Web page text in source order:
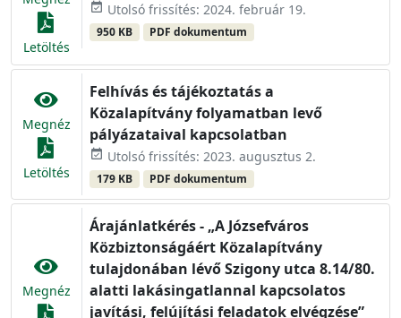
Letöltés
event_available Utolsó frissítés: 2024. február 19.
950 KB PDF dokumentum
Megnéz
Letöltés
Felhívás és tájékoztatás a
Közalapítvány folyamatban levő
pályázataival kapcsolatban
event_available Utolsó frissítés: 2023. augusztus 2.
179 KB PDF dokumentum
Megnéz
Árajánlatkérés - „A Józsefváros
Közbiztonságáért Közalapítvány
tulajdonában lévő Szigony utca 8.14/80.
alatti lakásingatlannal kapcsolatos
javítási, felújítási feladatok elvégzése”